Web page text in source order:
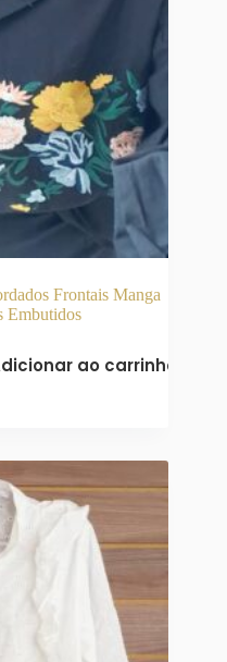
Frontais Manga
Embutidos
ao carrinho